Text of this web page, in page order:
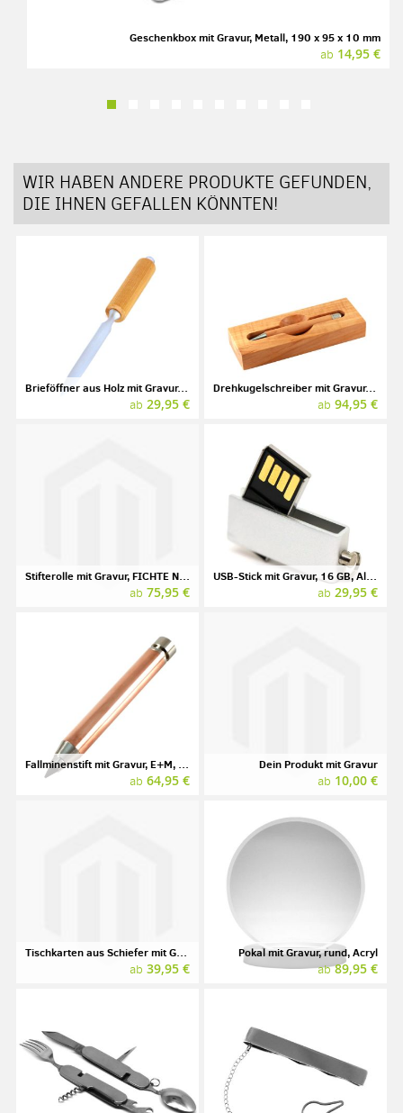
Geschenkbox mit Gravur, Metall, 190 x 95 x 10 mm
ab 14,95 €
WIR HABEN ANDERE PRODUKTE GEFUNDEN,
DIE IHNEN GEFALLEN KÖNNTEN!
Brieföffner aus Holz mit Gravur, Wildkirsche
ab 29,95 €
Drehkugelschreiber mit Gravur, E+M, Wood-in-Wood, Apfel
ab 94,95 €
Stifterolle mit Gravur, FICHTE Naturleder
ab 75,95 €
USB-Stick mit Gravur, 16 GB, Aluminium, silber
ab 29,95 €
Fallminenstift mit Gravur, E+M, GRAPHIC METAL ARTBOX
ab 64,95 €
Dein Produkt mit Gravur
ab 10,00 €
Tischkarten aus Schiefer mit Gravur, 5er Pack
ab 39,95 €
Pokal mit Gravur, rund, Acryl
ab 89,95 €